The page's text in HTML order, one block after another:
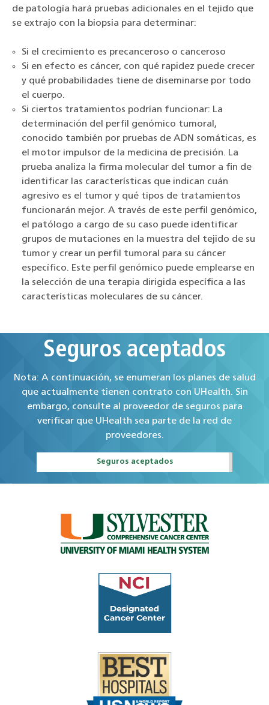
de patología hará pruebas adicionales en el tejido que
se extrajo con la biopsia para determinar:
Si el crecimiento es precanceroso o canceroso
Si en efecto es cáncer, con qué rapidez puede crecer
y qué probabilidades tiene de diseminarse por todo
el cuerpo.
Si ciertos tratamientos podrían funcionar: La
determinación del perfil genómico tumoral,
conocido también por pruebas de ADN somáticas, es
el motor impulsor de la medicina de precisión. La
prueba analiza la firma molecular del tumor a fin de
identificar las características que indican cuán
agresivo es el tumor y qué tipos de tratamientos
funcionarán mejor. A través de este perfil genómico,
el patólogo a cargo de su caso puede identificar
grupos de mutaciones en la muestra del tejido de su
tumor y crear un perfil tumoral para su cáncer
específico. Este perfil genómico puede emplearse en
la selección de una terapia dirigida específica a las
características moleculares de su cáncer.
Seguros aceptados
Nota: A continuación, se enumeran los planes de salud
que actualmente tienen contrato con UHealth. Sin
embargo, consulte al proveedor de seguros para
verificar que UHealth sea parte de la red de
proveedores.
Seguros aceptados